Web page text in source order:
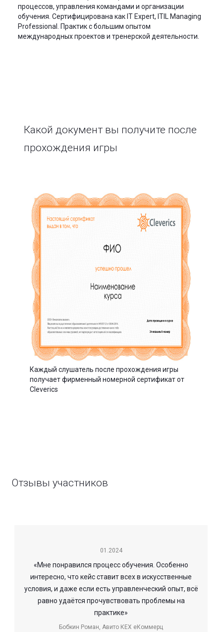
процессов, управления командами и организации
обучения. Сертифицирована как IT Expert, ITIL Managing
Professional. Практик с большим опытом
международных проектов и тренерской деятельности.
Какой документ вы получите после
прохождения игры
Каждый слушатель после прохождения игры
получает фирменный номерной сертификат от
Cleverics
Отзывы участников
01.2024
«Мне понравился процесс обучения. Особенно
интересно, что кейс ставит всех в искусственные
условия, и даже если есть управленческий опыт, всё
равно удаётся прочувствовать проблемы на
практике»
Бобкин Роман, Авито КЕХ еКоммерц